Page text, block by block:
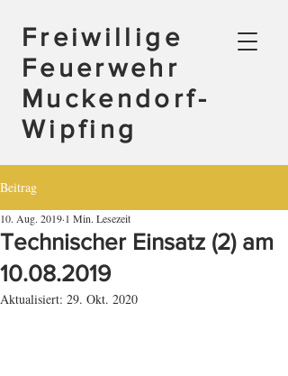
Freiwillige
Feuerwehr
Muckendorf-
Wipfing
Beitrag
Technischer Einsatz (2) am
10.08.2019
10. Aug. 2019 1 Min. Lesezeit
Aktualisiert: 29. Okt. 2020